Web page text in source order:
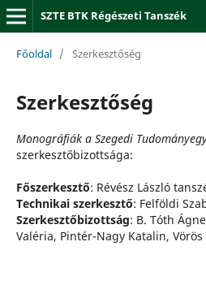
SZTE BTK Régészeti Tanszék
Főoldal / Szerkesztőség
Szerkesztőség
Monográfiák a Szegedi
szerkesztőbizottsága:
Főszerkesztő: Révész László
Technikai szerkesztő: Felföldi
Szerkesztőbizottság: B. Tóth
Valéria, Pintér-Nagy Katalin,